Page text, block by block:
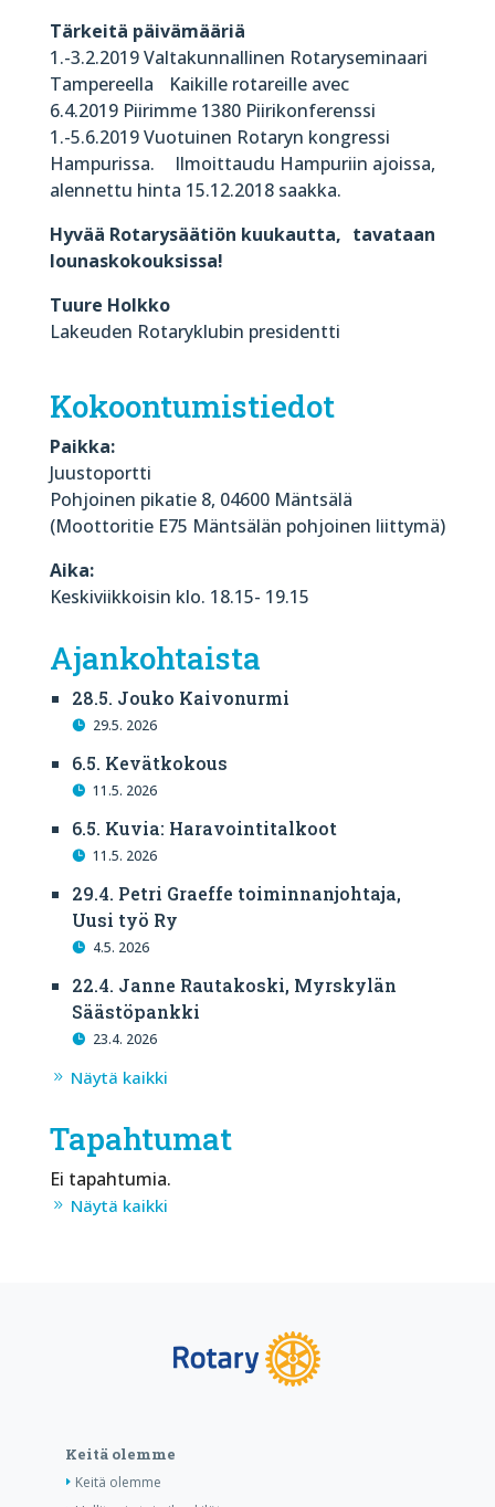
Tärkeitä päivämääriä
1.-3.2.2019 Valtakunnallinen Rotaryseminaari
Tampereella Kaikille rotareille avec
6.4.2019 Piirimme 1380 Piirikonferenssi
1.-5.6.2019 Vuotuinen Rotaryn kongressi
Hampurissa. Ilmoittaudu Hampuriin ajoissa,
alennettu hinta 15.12.2018 saakka.
Hyvää Rotarysäätiön kuukautta, tavataan
lounaskokouksissa!
Tuure Holkko
Lakeuden Rotaryklubin presidentti
Kokoontumistiedot
Paikka:
Juustoportti
Pohjoinen pikatie 8, 04600 Mäntsälä
(Moottoritie E75 Mäntsälän pohjoinen liittymä)
Aika:
Keskiviikkoisin klo. 18.15- 19.15
Ajankohtaista
28.5. Jouko Kaivonurmi
29.5. 2026
6.5. Kevätkokous
11.5. 2026
6.5. Kuvia: Haravointitalkoot
11.5. 2026
29.4. Petri Graeffe toiminnanjohtaja,
Uusi työ Ry
4.5. 2026
22.4. Janne Rautakoski, Myrskylän
Säästöpankki
23.4. 2026
Näytä kaikki
Tapahtumat
Ei tapahtumia.
Näytä kaikki
Keitä olemme
Keitä olemme